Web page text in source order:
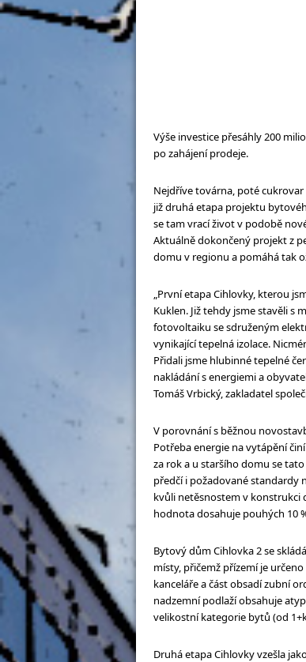
Výše investice přesáhly 200
po zahájení prodeje.
Nejdříve továrna, poté
již druhá etapa projektu
se tam vrací život v podobě
Aktuálně dokončený projekt z
domu v regionu a pomáhá tak
„První etapa Cihlovky, kterou
Kuklen. Již tehdy jsme stavěli s
fotovoltaiku se sdruženým
vynikající tepelná izolace.
Přidali jsme hlubinné tepelné
nakládání s energiemi a
Tomáš Vrbický, zakladatel
V porovnání s běžnou
Potřeba energie na vytápění
za rok a u staršího domu se
předčí i požadované standardy
kvůli netěsnostem v konstrukci
hodnota dosahuje pouhých 10
Bytový dům Cihlovka 2 se
místy, přičemž přízemí je
kanceláře a část obsadí zubní
nadzemní podlaží obsahuje
velikostní kategorie bytů (od
Druhá etapa Cihlovky vzešla